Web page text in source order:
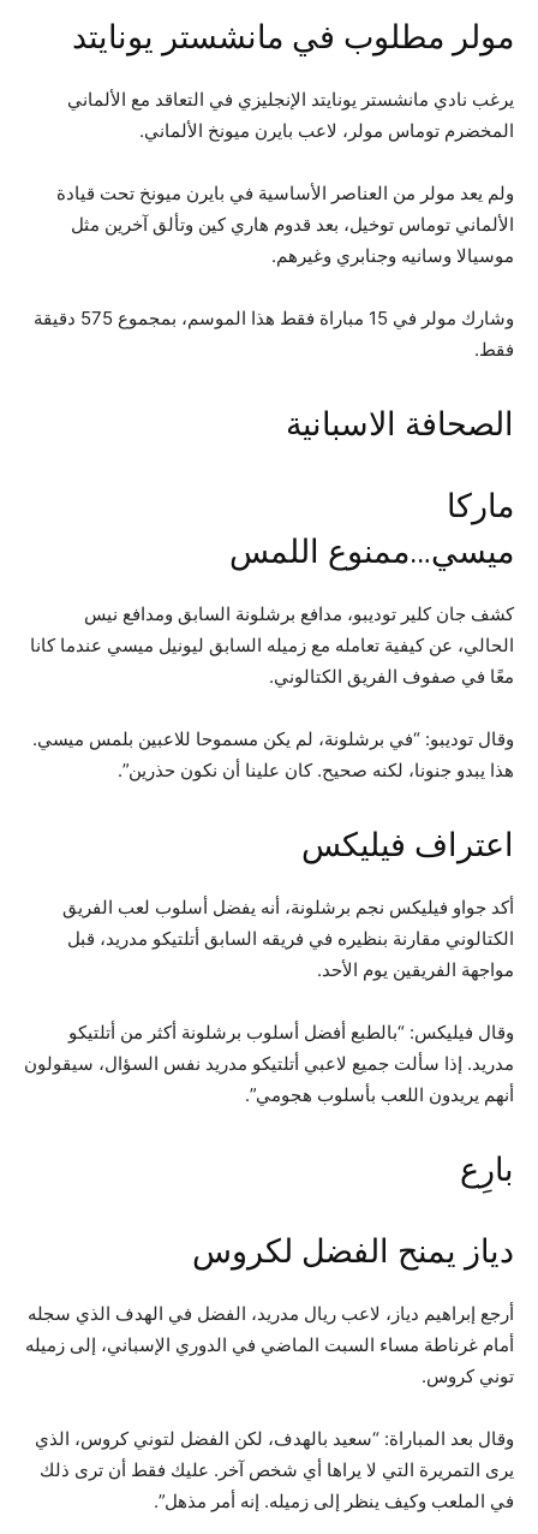
مولر مطلوب في مانشستر يونايتد
يرغب نادي مانشستر يونايتد الإنجليزي في التعاقد مع الألماني
المخضرم توماس مولر، لاعب بايرن ميونخ الألماني.
ولم يعد مولر من العناصر الأساسية في بايرن ميونخ تحت قيادة
الألماني توماس توخيل، بعد قدوم هاري كين وتألق آخرين مثل
موسيالا وسانيه وجنابري وغيرهم.
وشارك مولر في 15 مباراة فقط هذا الموسم، بمجموع 575 دقيقة
فقط.
الصحافة الاسبانية
ماركا
ميسي…ممنوع اللمس
كشف جان كلير توديبو، مدافع برشلونة السابق ومدافع نيس
الحالي، عن كيفية تعامله مع زميله السابق ليونيل ميسي عندما كانا
معًا في صفوف الفريق الكتالوني.
وقال توديبو: “في برشلونة، لم يكن مسموحا للاعبين بلمس ميسي.
هذا يبدو جنونا، لكنه صحيح. كان علينا أن نكون حذرين”.
اعتراف فيليكس
أكد جواو فيليكس نجم برشلونة، أنه يفضل أسلوب لعب الفريق
الكتالوني مقارنة بنظيره في فريقه السابق أتلتيكو مدريد، قبل
مواجهة الفريقين يوم الأحد.
وقال فيليكس: “بالطبع أفضل أسلوب برشلونة أكثر من أتلتيكو
مدريد. إذا سألت جميع لاعبي أتلتيكو مدريد نفس السؤال، سيقولون
أنهم يريدون اللعب بأسلوب هجومي”.
بارِع
دياز يمنح الفضل لكروس
أرجع إبراهيم دياز، لاعب ريال مدريد، الفضل في الهدف الذي سجله
أمام غرناطة مساء السبت الماضي في الدوري الإسباني، إلى زميله
توني كروس.
وقال بعد المباراة: “سعيد بالهدف، لكن الفضل لتوني كروس، الذي
يرى التمريرة التي لا يراها أي شخص آخر. عليك فقط أن ترى ذلك
في الملعب وكيف ينظر إلى زميله. إنه أمر مذهل”.